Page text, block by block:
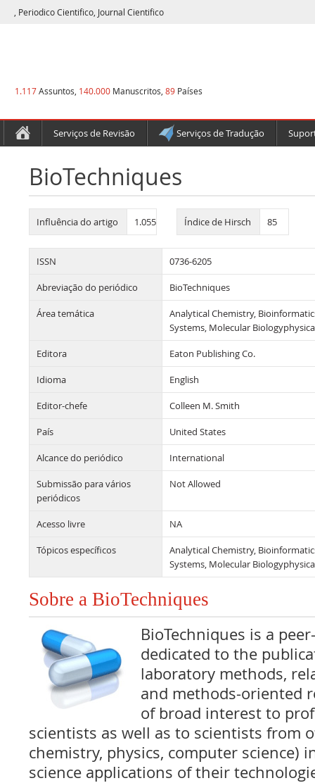
, Periodico Cientifico, Journal Cientifico
1.117Assuntos, 140.000 Manuscritos, 89 Países
Serviços de Revisão Serviços de Tradução
BioTechniques
Influência do artigo 1.055 Índice de Hirsch 85
ISSN 0736-6205
Abreviação do periódico BioTechniques
Área temática
Analytical Chemistry,
Systems, Molecular
Editora Eaton Publishing Co.
Idioma English
Editor-chefe Colleen M. Smith
País United States
Alcance do periódico International
Submissão para vários
periódicos
Not Allowed
Acesso livre NA
Tópicos específicos
Analytical Chemistry,
Systems, Molecular
Sobre a BioTechniques
BioTechniques is a
dedicated to the
laboratory methods,
and methods-oriented
of broad interest to
scientists as well as to scientists from
chemistry, physics, computer science)
science applications of their